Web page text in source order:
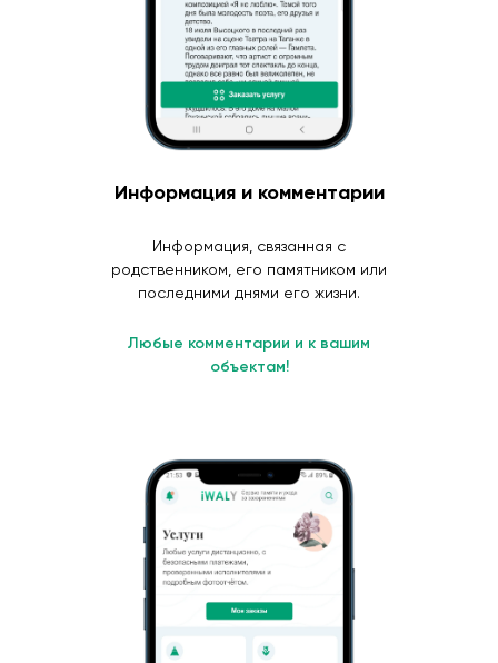
Информация и комментарии
Информация, связанная с
родственником, его памятником или
последними днями его жизни.
Любые комментарии и к вашим
объектам!